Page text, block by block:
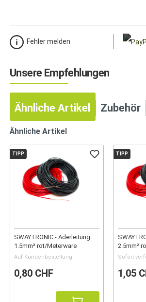
Fehler melden
Unsere Empfehlungen
Ähnliche Artikel Zubehör
Ähnliche Artikel
TIPP
SWAYTRONIC - Aderleitung
1.5mm² rot/Meterware
Auf Kundenbestellung
0,80 CHF
TIPP
2.5mm²
Sofort
1,05